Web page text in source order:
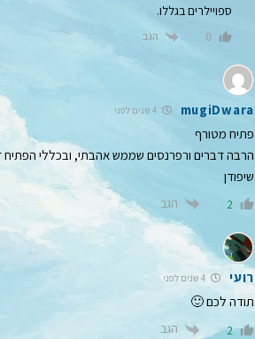
ספויילרים בגללו.
0 הגב
mugiDwara 4 שנים לפני
פתיח מטורף
הרבה דברים ורפרנסים שממש אהבתי, ובכללי הפתיח
שיפודן
2 הגב
רועי
תודה לכם 🙂
2 הגב